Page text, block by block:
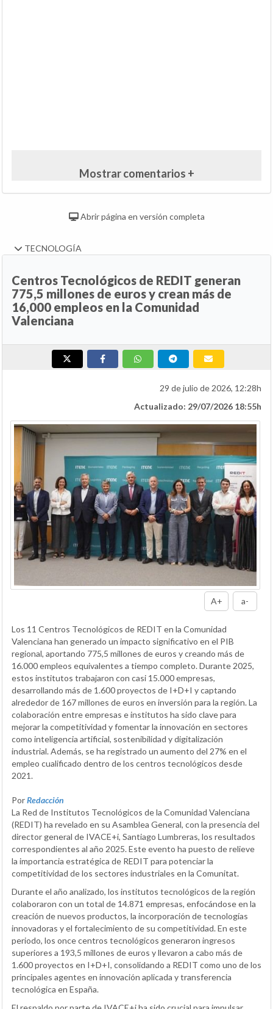
Mostrar comentarios +
Abrir página en versión completa
TECNOLOGÍA
Centros Tecnológicos de REDIT generan
775,5 millones de euros y crean más de
16,000 empleos en la Comunidad
Valenciana
29 de julio de 2026, 12:28h
Actualizado: 29/07/2026 18:55h
A+ a-
Los 11 Centros Tecnológicos de REDIT en la Comunidad
Valenciana han generado un impacto significativo en el PIB
regional, aportando 775,5 millones de euros y creando más de
16.000 empleos equivalentes a tiempo completo. Durante 2025,
estos institutos trabajaron con casi 15.000 empresas,
desarrollando más de 1.600 proyectos de I+D+I y captando
alrededor de 167 millones de euros en inversión para la región. La
colaboración entre empresas e institutos ha sido clave para
mejorar la competitividad y fomentar la innovación en sectores
como inteligencia artificial, sostenibilidad y digitalización
industrial. Además, se ha registrado un aumento del 27% en el
empleo cualificado dentro de los centros tecnológicos desde
2021.
PorRedacción
La Red de Institutos Tecnológicos de la Comunidad Valenciana
(REDIT) ha revelado en su Asamblea General, con la presencia del
director general de IVACE+i, Santiago Lumbreras, los resultados
correspondientes al año 2025. Este evento ha puesto de relieve
la importancia estratégica de REDIT para potenciar la
competitividad de los sectores industriales en la Comunitat.
Durante el año analizado, los institutos tecnológicos de la región
colaboraron con un total de 14.871 empresas, enfocándose en la
creación de nuevos productos, la incorporación de tecnologías
innovadoras y el fortalecimiento de su competitividad. En este
periodo, los once centros tecnológicos generaron ingresos
superiores a 193,5 millones de euros y llevaron a cabo más de
1.600 proyectos en I+D+I, consolidando a REDIT como uno de los
principales agentes en innovación aplicada y transferencia
tecnológica en España.